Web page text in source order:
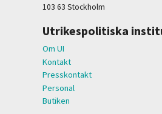
103 63 Stockholm
Utrikespolitiska
Om UI
Kontakt
Presskontakt
Personal
Butiken